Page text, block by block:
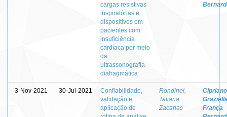
cargas resistivas
inspiratórias e
dispositivos em
pacientes com
insuficiência
cardíaca por meio
da
ultrassonografia
diafragmática
3-Nov-2021 30-Jul-2021
Confiabilidade,
validação e
aplicação de
Rondinel,
Tatiana
Zacarias
França